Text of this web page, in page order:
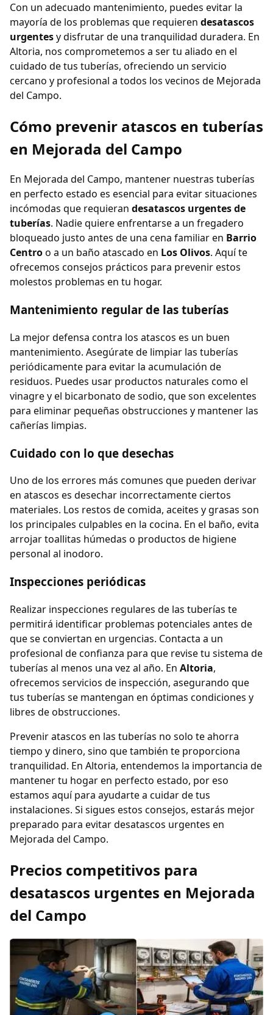
Con un adecuado mantenimiento, puedes evitar la
mayoría de los problemas que requieren desatascos
urgentesy disfrutar de una tranquilidad duradera. En
Altoria, nos comprometemos a ser tu aliado en el
cuidado de tus tuberías, ofreciendo un servicio
cercano y profesional a todos los vecinos de Mejorada
del Campo.
Cómo prevenir atascos en tuberías
en Mejorada del Campo
En Mejorada del Campo, mantener nuestras tuberías
en perfecto estado es esencial para evitar situaciones
incómodas que requieran desatascos urgentes de
tuberías. Nadie quiere enfrentarse a un fregadero
bloqueado justo antes de una cena familiar en Barrio
Centroo a un baño atascado en Los Olivos. Aquí te
ofrecemos consejos prácticos para prevenir estos
molestos problemas en tu hogar.
Mantenimiento regular de las tuberías
La mejor defensa contra los atascos es un buen
mantenimiento. Asegúrate de limpiar las tuberías
periódicamente para evitar la acumulación de
residuos. Puedes usar productos naturales como el
vinagre y el bicarbonato de sodio, que son excelentes
para eliminar pequeñas obstrucciones y mantener las
cañerías limpias.
Cuidado con lo que desechas
Uno de los errores más comunes que pueden derivar
en atascos es desechar incorrectamente ciertos
materiales. Los restos de comida, aceites y grasas son
los principales culpables en la cocina. En el baño, evita
arrojar toallitas húmedas o productos de higiene
personal al inodoro.
Inspecciones periódicas
Realizar inspecciones regulares de las tuberías te
permitirá identificar problemas potenciales antes de
que se conviertan en urgencias. Contacta a un
profesional de confianza para que revise tu sistema de
tuberías al menos una vez al año. En Altoria,
ofrecemos servicios de inspección, asegurando que
tus tuberías se mantengan en óptimas condiciones y
libres de obstrucciones.
Prevenir atascos en las tuberías no solo te ahorra
tiempo y dinero, sino que también te proporciona
tranquilidad. En Altoria, entendemos la importancia de
mantener tu hogar en perfecto estado, por eso
estamos aquí para ayudarte a cuidar de tus
instalaciones. Si sigues estos consejos, estarás mejor
preparado para evitar desatascos urgentes en
Mejorada del Campo.
Precios competitivos para
desatascos urgentes en Mejorada
del Campo